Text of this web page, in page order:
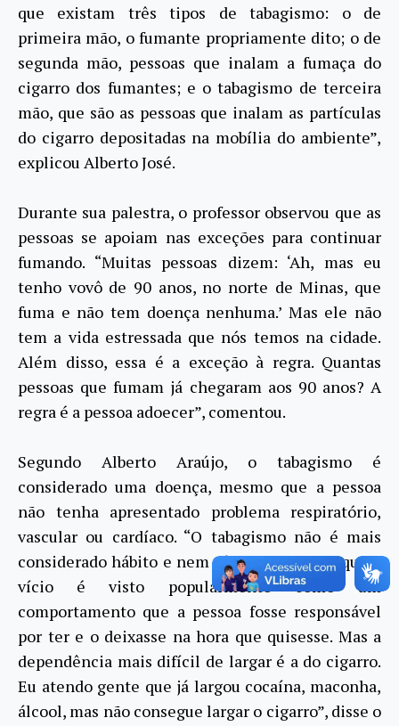
que existam três tipos de tabagismo: o de
primeira mão, o fumante propriamente dito; o de
segunda mão, pessoas que inalam a fumaça do
cigarro dos fumantes; e o tabagismo de terceira
mão, que são as pessoas que inalam as partículas
do cigarro depositadas na mobília do ambiente”,
explicou Alberto José.
Durante sua palestra, o professor observou que as
pessoas se apoiam nas exceções para continuar
fumando. “Muitas pessoas dizem: ‘Ah, mas eu
tenho vovô de 90 anos, no norte de Minas, que
fuma e não tem doença nenhuma.’ Mas ele não
tem a vida estressada que nós temos na cidade.
Além disso, essa é a exceção à regra. Quantas
pessoas que fumam já chegaram aos 90 anos? A
regra é a pessoa adoecer”, comentou.
Segundo Alberto Araújo, o tabagismo é
considerado uma doença, mesmo que a pessoa
não tenha apresentado problema respiratório,
vascular ou cardíaco. “O tabagismo não é mais
considerado hábito e nem vício, mesmo porque o
vício é visto popularmente como um
comportamento que a pessoa fosse responsável
por ter e o deixasse na hora que quisesse. Mas a
dependência mais difícil de largar é a do cigarro.
Eu atendo gente que já largou cocaína, maconha,
álcool, mas não consegue largar o cigarro”, disse o